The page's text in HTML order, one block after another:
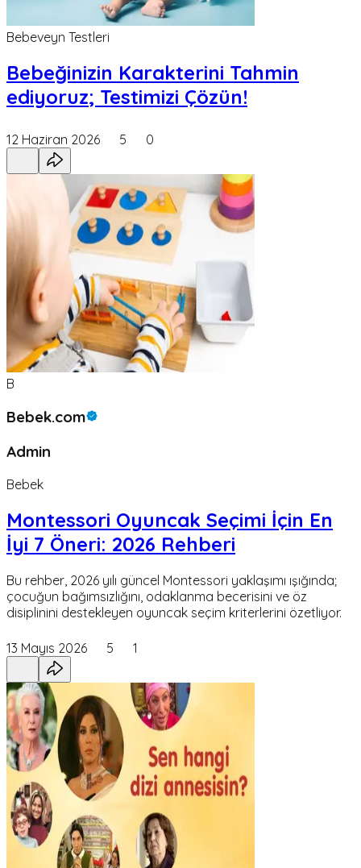
Bebeveyn Testleri
Bebeğinizin Karakterini Tahmin
ediyoruz; Testimizi Çözün!
12 Haziran 2026 5 0
B
Bebek.com
Admin
Bebek
Montessori Oyuncak Seçimi İçin En
İyi 7 Öneri: 2026 Rehberi
Bu rehber, 2026 yılı güncel Montessori yaklaşımı ışığında;
çocuğun bağımsızlığını, odaklanma becerisini ve öz
disiplinini destekleyen oyuncak seçim kriterlerini özetliyor.
13 Mayıs 2026 5 1